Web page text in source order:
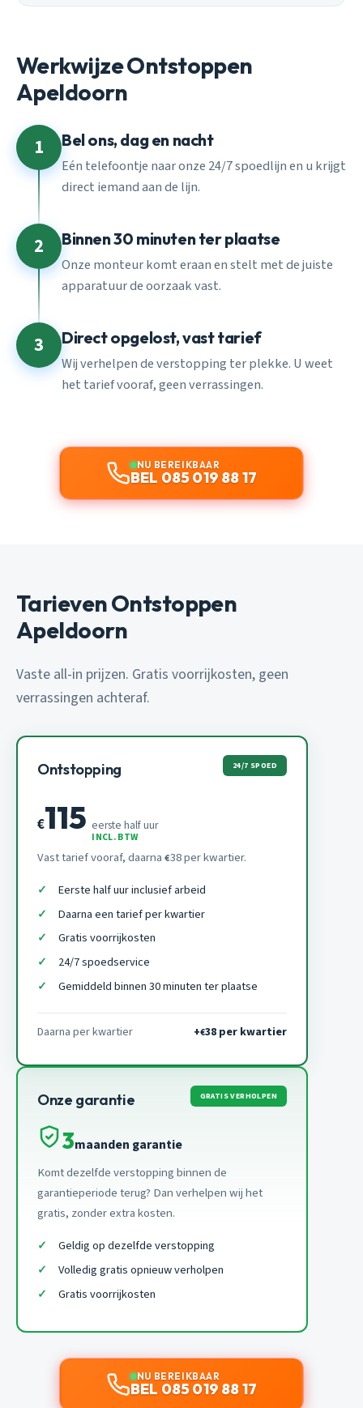
Werkwijze Ontstoppen
Apeldoorn
1 Bel ons, dag en nacht
Eén telefoontje naar onze 24/7 spoedlijn en u krijgt
direct iemand aan de lijn.
2 Binnen 30 minuten ter plaatse
Onze monteur komt eraan en stelt met de juiste
apparatuur de oorzaak vast.
3 Direct opgelost, vast tarief
Wij verhelpen de verstopping ter plekke. U weet
het tarief vooraf, geen verrassingen.
NU BEREIKBAAR
BEL 085 019 88 17
Tarieven Ontstoppen
Apeldoorn
Vaste all-in prijzen. Gratis voorrijkosten, geen
verrassingen achteraf.
Ontstopping 24/7 SPOED
€115 eerste half uur
INCL. BTW
Vast tarief vooraf, daarna €38 per kwartier.
Eerste half uur inclusief arbeid
Daarna een tarief per kwartier
Gratis voorrijkosten
24/7 spoedservice
Gemiddeld binnen 30 minuten ter plaatse
Daarna per kwartier +€38 per kwartier
Onze garantie GRATIS VERHOLPEN
3maanden garantie
Komt dezelfde verstopping binnen de
garantieperiode terug? Dan verhelpen wij het
gratis, zonder extra kosten.
Geldig op dezelfde verstopping
Volledig gratis opnieuw verholpen
Gratis voorrijkosten
NU BEREIKBAAR
BEL 085 019 88 17